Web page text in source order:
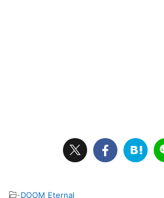
-DOOM Eternal